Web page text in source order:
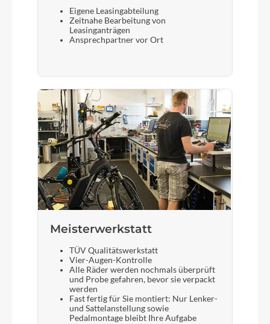
Eigene Leasingabteilung
Zeitnahe Bearbeitung von
Leasinganträgen
Ansprechpartner vor Ort
Meisterwerkstatt
TÜV Qualitätswerkstatt
Vier-Augen-Kontrolle
Alle Räder werden nochmals überprüft
und Probe gefahren, bevor sie verpackt
werden
Fast fertig für Sie montiert: Nur Lenker-
und Sattelanstellung sowie
Pedalmontage bleibt Ihre Aufgabe